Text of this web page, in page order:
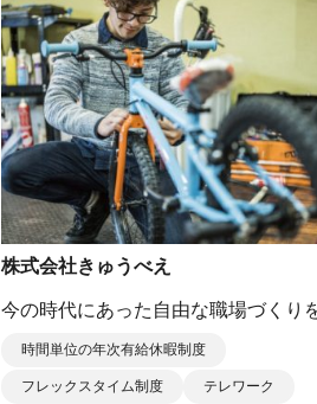
株式会社きゅうべえ
今の時代にあった自由な職場づくり
時間単位の年次有給休暇制度
フレックスタイム制度 テレワーク